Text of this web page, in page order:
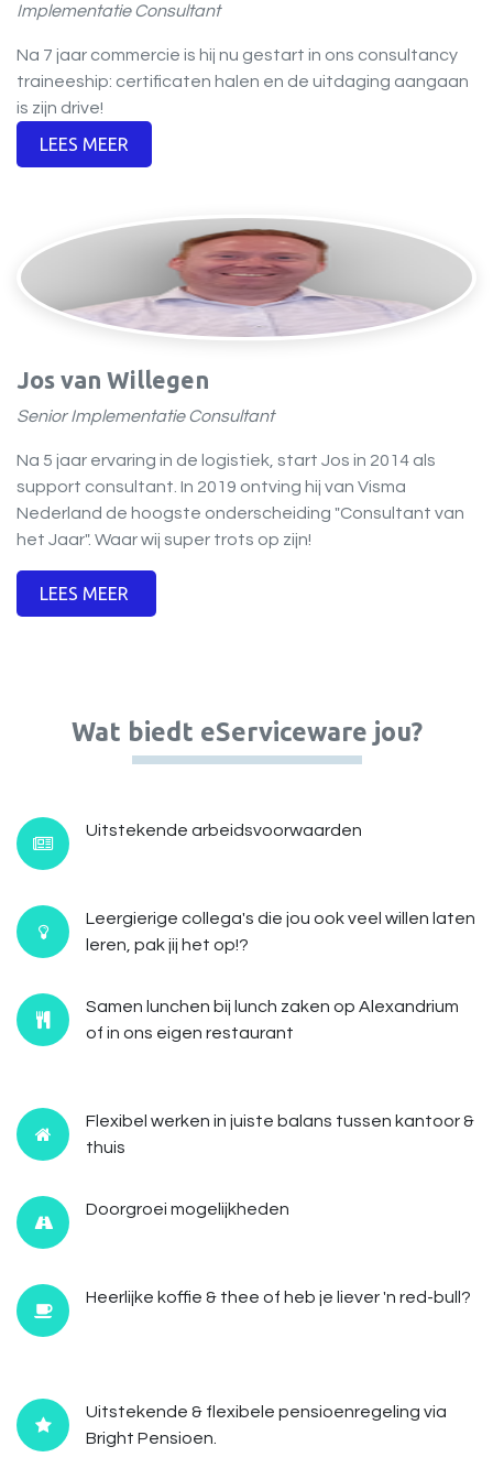
Implementatie Consultant
Na 7 jaar commercie is hij nu gestart in ons consultancy
traineeship: certificaten halen en de uitdaging aangaan
is zijn drive!
LEES MEER​​
Jos van Willegen
Senior Implementatie Consultant
Na 5 jaar ervaring in de logistiek, start Jos in 2014 als
support consultant. In 2019 ontving hij van Visma
Nederland de hoogste onderscheiding "Consultant van
het Jaar". Waar wij super trots op zijn!
LEES MEER​​
Wat biedt eServiceware jou?
Uitstekende arbeidsvoorwaarden
Leergierige collega's die jou ook veel willen laten
leren, pak jij het op!?
Samen lunchen bij lunch zaken op Alexandrium
of in ons eigen restaurant
Flexibel werken in juiste balans tussen kantoor &
thuis
Doorgroei mogelijkheden
Heerlijke koffie & thee of heb je liever 'n red-bull?
Uitstekende & flexibele pensioenregeling via
Bright Pensioen.